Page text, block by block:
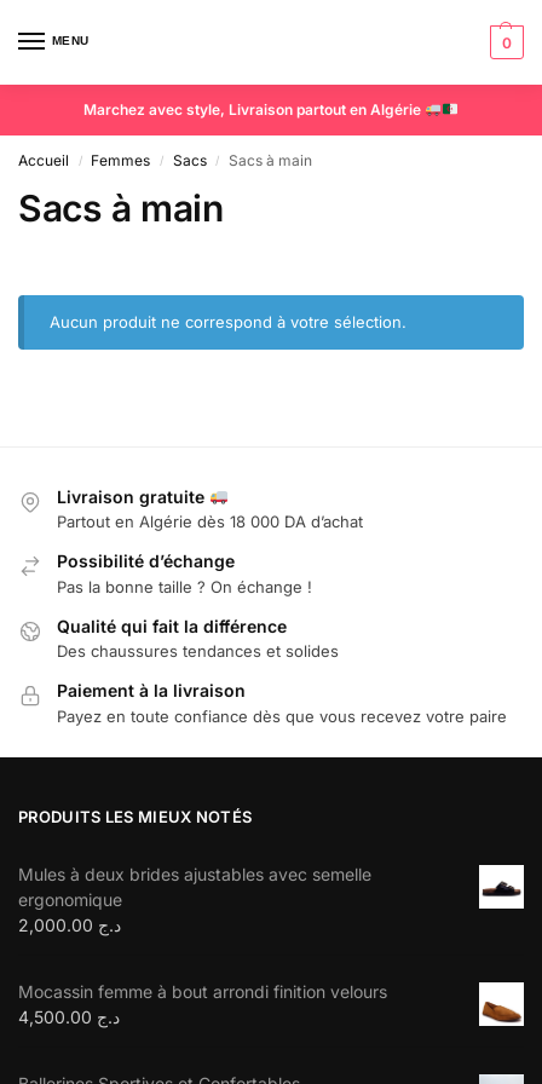
MENU 0
Marchez avec style, Livraison partout en Algérie
Accueil / Femmes / Sacs / Sacs à main
Sacs à main
Aucun produit ne correspond à votre sélection.
Livraison gratuite
Partout en Algérie dès 18 000 DA d’achat
Possibilité d’échange
Pas la bonne taille ? On échange !
Qualité qui fait la différence
Des chaussures tendances et solides
Paiement à la livraison
Payez en toute confiance dès que vous recevez votre paire
PRODUITS LES MIEUX NOTÉS
Mules à deux brides ajustables avec semelle
ergonomique
د.ج
Mocassin femme à bout arrondi finition velours
د.ج